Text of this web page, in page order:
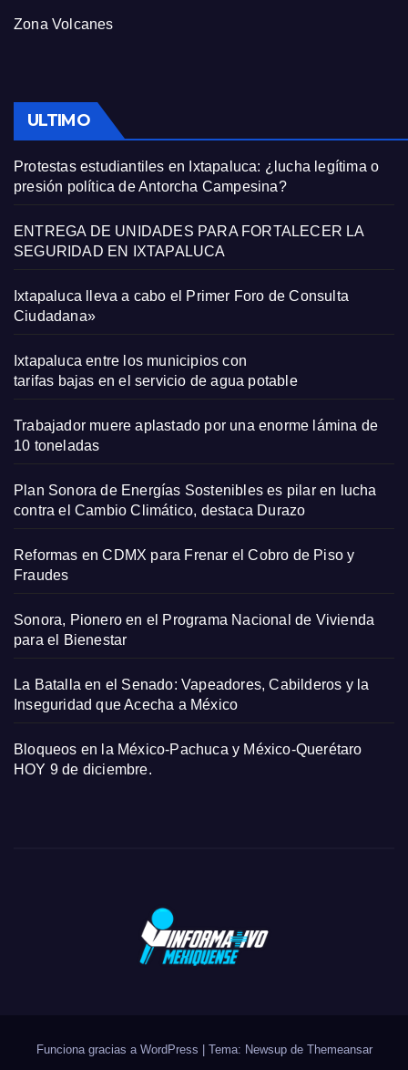
Zona Volcanes
ULTIMO
Protestas estudiantiles en Ixtapaluca: ¿lucha legítima o
presión política de Antorcha Campesina?
ENTREGA DE UNIDADES PARA FORTALECER LA
SEGURIDAD EN IXTAPALUCA
Ixtapaluca lleva a cabo el Primer Foro de Consulta
Ciudadana»
Ixtapaluca entre los municipios con
tarifas bajas en el servicio de agua potable
Trabajador muere aplastado por una enorme lámina de
10 toneladas
Plan Sonora de Energías Sostenibles es pilar en lucha
contra el Cambio Climático, destaca Durazo
Reformas en CDMX para Frenar el Cobro de Piso y
Fraudes
Sonora, Pionero en el Programa Nacional de Vivienda
para el Bienestar
La Batalla en el Senado: Vapeadores, Cabilderos y la
Inseguridad que Acecha a México
Bloqueos en la México-Pachuca y México-Querétaro
HOY 9 de diciembre.
Funciona gracias a WordPress Tema: Newsup de Themeansar